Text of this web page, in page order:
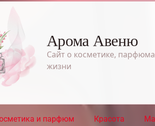
Арома Авеню
Сайт о косметике,
жизни
и парфюм Красота